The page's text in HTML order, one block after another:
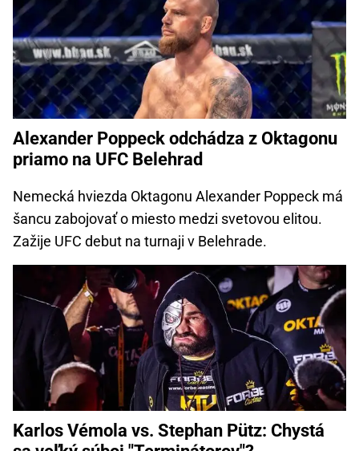
Alexander Poppeck odchádza z Oktagonu
priamo na UFC Belehrad
Nemecká hviezda Oktagonu Alexander Poppeck má
šancu zabojovať o miesto medzi svetovou elitou.
Zažije UFC debut na turnaji v Belehrade.
Karlos Vémola vs. Stephan Pütz: Chystá